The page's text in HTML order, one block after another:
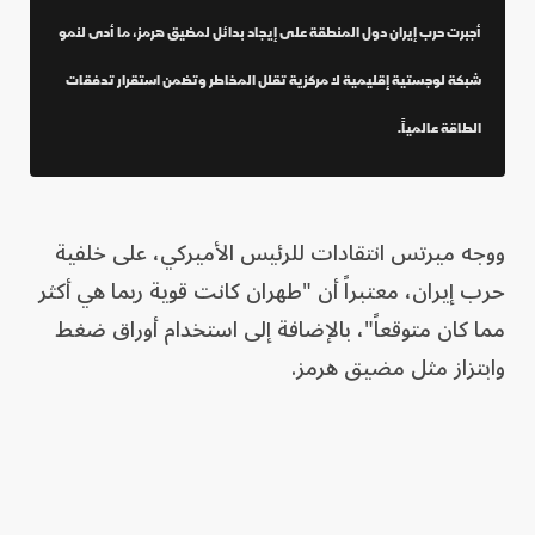
أجبرت حرب إيران دول المنطقة على إيجاد بدائل لمضيق هرمز، ما أدى لنمو
شبكة لوجستية إقليمية لا مركزية تقلل المخاطر وتضمن استقرار تدفقات
الطاقة عالمياً.
ووجه ميرتس انتقادات للرئيس الأميركي، على خلفية
حرب إيران، معتبراً أن "طهران كانت قوية ربما هي أكثر
مما كان متوقعاً"، بالإضافة إلى استخدام أوراق ضغط
وابتزاز مثل مضيق هرمز.